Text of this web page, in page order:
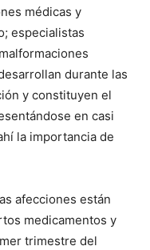
médicas y
especialistas
durante las
y constituyen el
en casi
la importancia de
afecciones están
medicamentos y
trimestre del